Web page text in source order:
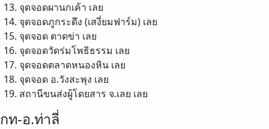
จุดจอดผานกเค้า เลย
จุดจอดภูกระดึง (เสงี่ยมฟาร์ม) เลย
จุดจอด ตาดข่า เลย
จุดจอดวัดร่มโพธิธรรม เลย
จุดจอดตลาดหนองหิน เลย
จุดจอด อ.วังสะพุง เลย
สถานีขนส่งผู้โดยสาร จ.เลย เลย
กท-อ.ท่าลี่